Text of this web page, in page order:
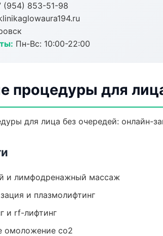
(954) 853-51-98
Пн-Вс: 10:00-22:00
процедуры для
для лица без очередей: онлайн-
и лимфодренажный массаж
и плазмолифтинг
и rf-лифтинг
омоложение co2